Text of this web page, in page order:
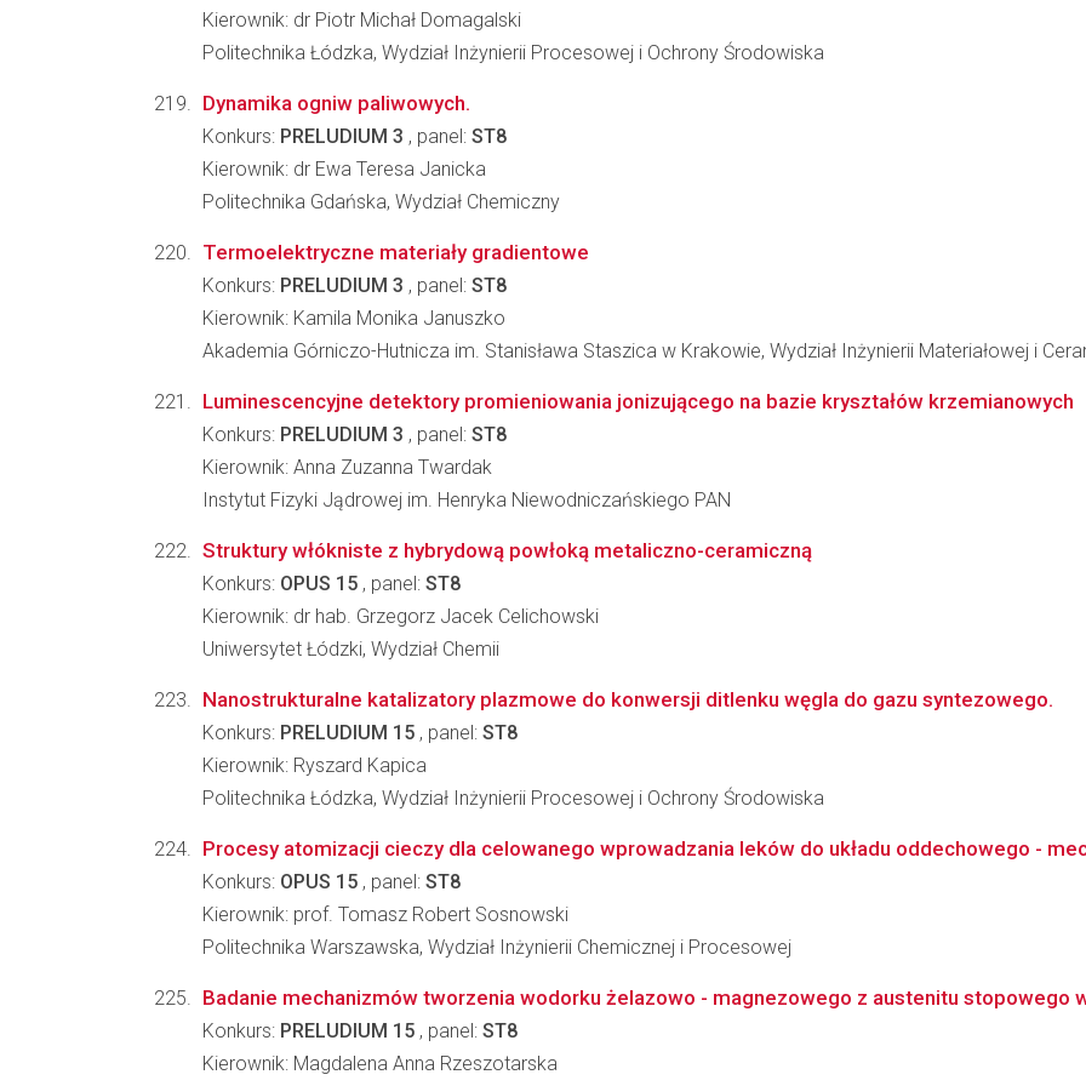
Kierownik: dr Piotr Michał Domagalski
Politechnika Łódzka, Wydział Inżynierii Procesowej i Ochrony Środowiska
Dynamika ogniw paliwowych.
Konkurs: PRELUDIUM 3 , panel: ST8
Kierownik: dr Ewa Teresa Janicka
Politechnika Gdańska, Wydział Chemiczny
Termoelektryczne materiały gradientowe
Konkurs: PRELUDIUM 3 , panel: ST8
Kierownik: Kamila Monika Januszko
Akademia Górniczo-Hutnicza im. Stanisława Staszica w Krakowie, Wydział Inżynierii Materiałowej i
Luminescencyjne detektory promieniowania jonizującego na bazie kryształów krzemianowych
Konkurs: PRELUDIUM 3 , panel: ST8
Kierownik: Anna Zuzanna Twardak
Instytut Fizyki Jądrowej im. Henryka Niewodniczańskiego PAN
Struktury włókniste z hybrydową powłoką metaliczno-ceramiczną
Konkurs: OPUS 15 , panel: ST8
Kierownik: dr hab. Grzegorz Jacek Celichowski
Uniwersytet Łódzki, Wydział Chemii
Nanostrukturalne katalizatory plazmowe do konwersji ditlenku węgla do gazu syntezowego.
Konkurs: PRELUDIUM 15 , panel: ST8
Kierownik: Ryszard Kapica
Politechnika Łódzka, Wydział Inżynierii Procesowej i Ochrony Środowiska
Procesy atomizacji cieczy dla celowanego wprowadzania leków do układu oddechowego -
Konkurs: OPUS 15 , panel: ST8
Kierownik: prof. Tomasz Robert Sosnowski
Politechnika Warszawska, Wydział Inżynierii Chemicznej i Procesowej
Badanie mechanizmów tworzenia wodorku żelazowo - magnezowego z austenitu stopowego
Konkurs: PRELUDIUM 15 , panel: ST8
Kierownik: Magdalena Anna Rzeszotarska